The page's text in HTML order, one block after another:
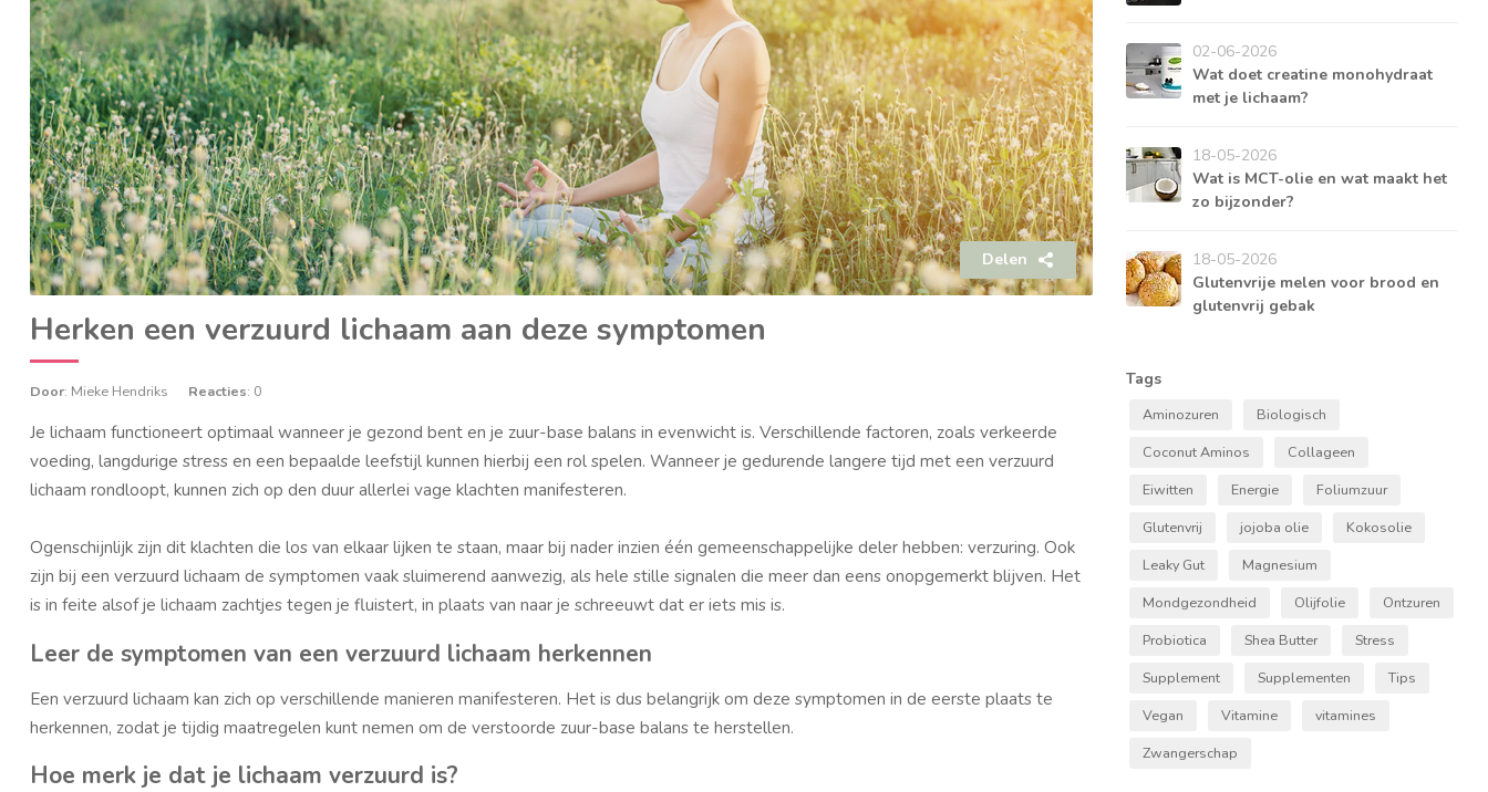
Delen
Herken een verzuurd lichaam aan deze symptomen
Door: Mieke Hendriks Reacties: 0
Je lichaam functioneert optimaal wanneer je gezond bent en je zuur-base balans in evenwicht is. Verschillende factoren, zoals verkeerde
voeding, langdurige stress en een bepaalde leefstijl kunnen hierbij een rol spelen. Wanneer je gedurende langere tijd met een verzuurd
lichaam rondloopt, kunnen zich op den duur allerlei vage klachten manifesteren.
Ogenschijnlijk zijn dit klachten die los van elkaar lijken te staan, maar bij nader inzien één gemeenschappelijke deler hebben: verzuring. Ook
zijn bij een verzuurd lichaam de symptomen vaak sluimerend aanwezig, als hele stille signalen die meer dan eens onopgemerkt blijven. Het
is in feite alsof je lichaam zachtjes tegen je fluistert, in plaats van naar je schreeuwt dat er iets mis is.
Leer de symptomen van een verzuurd lichaam herkennen
Een verzuurd lichaam kan zich op verschillende manieren manifesteren. Het is dus belangrijk om deze symptomen in de eerste plaats te
herkennen, zodat je tijdig maatregelen kunt nemen om de verstoorde zuur-base balans te herstellen.
Hoe merk je dat je lichaam verzuurd is?
02-06-2026
Wat doet creatine monohydraat
met je lichaam?
18-05-2026
Wat is MCT-olie en wat maakt het
zo bijzonder?
18-05-2026
Glutenvrije melen voor brood en
glutenvrij gebak
Tags
Aminozuren
Biologisch
Coconut Aminos
Collageen
Eiwitten
Energie
Foliumzuur
Glutenvrij
jojoba olie
Kokosolie
Leaky Gut
Magnesium
Mondgezondheid
Olijfolie
Ontzuren
Probiotica
Shea Butter
Stress
Supplement
Supplementen
Tips
Vegan
Vitamine
vitamines
Zwangerschap